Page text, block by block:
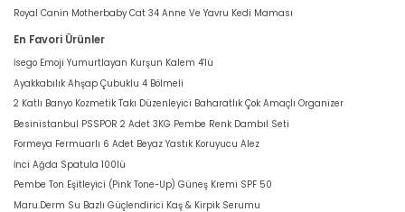
Royal Canin Motherbaby Cat 34 Anne Ve Yavru Kedi Maması
En Favori Ürünler
İsego Emoji Yumurtlayan Kurşun Kalem 4'lü
Ayakkabılık Ahşap Çubuklu 4 Bölmeli
2 Katlı Banyo Kozmetik Takı Düzenleyici Baharatlık Çok Amaçlı Organizer
Besinistanbul PSSPOR 2 Adet 3KG Pembe Renk Dambıl Seti
Formeya Fermuarlı 6 Adet Beyaz Yastık Koruyucu Alez
İnci Ağda Spatula 100lü
Pembe Ton Eşitleyici (Pink Tone-Up) Güneş Kremi SPF 50
Maru.Derm Su Bazlı Güçlendirici Kaş & Kirpik Serumu